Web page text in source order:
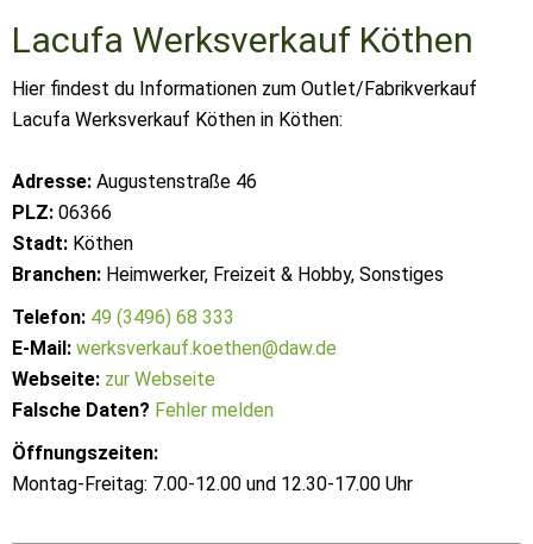
Lacufa Werksverkauf Köthen
Hier findest du Informationen zum Outlet/Fabrikverkauf
Lacufa Werksverkauf Köthen in Köthen:
Adresse: Augustenstraße 46
PLZ: 06366
Stadt: Köthen
Branchen: Heimwerker, Freizeit & Hobby, Sonstiges
Telefon: 49 (3496) 68 333
E-Mail: werksverkauf.koethen@daw.de
Webseite: zur Webseite
Falsche Daten? Fehler melden
Öffnungszeiten:
Montag-Freitag: 7.00-12.00 und 12.30-17.00 Uhr